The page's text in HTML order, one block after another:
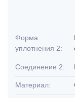
Форма
уплотнения 2:
Соединение 2:
Материал: